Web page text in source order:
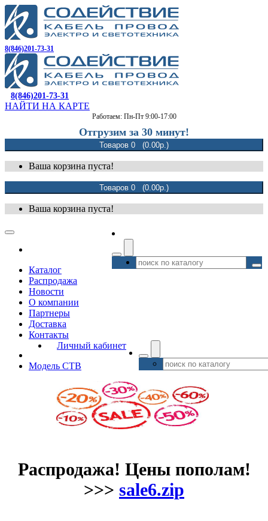
8(846)201-73-31
8(846)201-73-31
НАЙТИ НА КАРТЕ
Работаем: Пн-Пт 9:00-17:00
Отгрузим за 30 минут!
Товаров 0 (0.00р.)
Ваша корзина пуста!
Товаров 0 (0.00р.)
Ваша корзина пуста!
Каталог
Распродажа
Новости
О компании
Партнеры
Доставка
Контакты
Личный кабинет
Mодель CTB
Распродажа! Цены пополам!
>>> sale6.zip